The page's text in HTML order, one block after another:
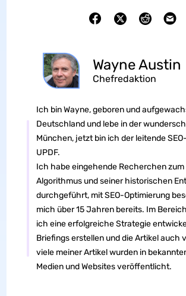
Wayne Austin
Chefredaktion
Ich bin Wayne, geboren und
Deutschland und lebe in der
München, jetzt bin ich der leitende
UPDF.
Ich habe eingehende Recherchen zum
Algorithmus und seiner historischen
durchgeführt, mit SEO-Optimierung
mich über 15 Jahren bereits. Im
ich eine erfolgreiche Strategie
Briefings erstellen und die Artikel auch
viele meiner Artikel wurden in
Medien und Websites veröffentlicht.